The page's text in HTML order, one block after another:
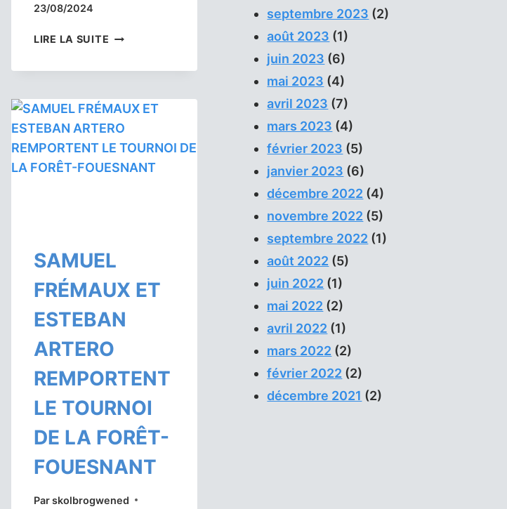
23/08/2024
LIRE LA SUITE DEUX
SONT
DU
TOURNOI
DE
GOUREN
DU
SAMUEL
FRÉMAUX ET
ESTEBAN
ARTERO
REMPORTENT
LE TOURNOI
DE LA FORÊT-
FOUESNANT
Parskolbrogwened
septembre 2023 (2)
août 2023 (1)
juin 2023 (6)
mai 2023 (4)
avril 2023 (7)
mars 2023 (4)
février 2023 (5)
janvier 2023 (6)
décembre 2022 (4)
novembre 2022 (5)
septembre 2022 (1)
août 2022 (5)
juin 2022 (1)
mai 2022 (2)
avril 2022 (1)
mars 2022 (2)
février 2022 (2)
décembre 2021 (2)